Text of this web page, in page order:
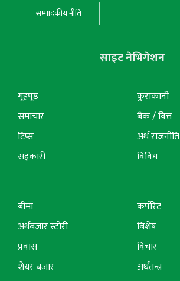
सम्पादकीय नीति
साइट नेभिगेशन
गृहपृष्ठ
समाचार
टिप्स
सहकारी
कुराकानी
बैंक / वित्त
अर्थ राजनीति
विविध
बीमा
अर्थबजार स्टोरी
प्रवास
शेयर बजार
कर्पोरेट
बिशेष
विचार
अर्थतन्त्र